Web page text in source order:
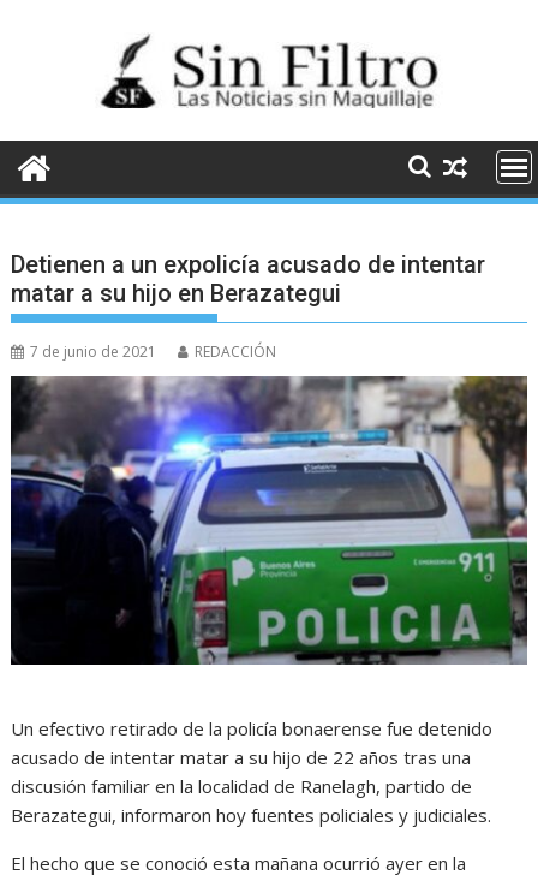
Detienen a un expolicía acusado de intentar
matar a su hijo en Berazategui
7 de junio de 2021 REDACCIÓN
Un efectivo retirado de la policía bonaerense fue detenido
acusado de intentar matar a su hijo de 22 años tras una
discusión familiar en la localidad de Ranelagh, partido de
Berazategui, informaron hoy fuentes policiales y judiciales.
El hecho que se conoció esta mañana ocurrió ayer en la